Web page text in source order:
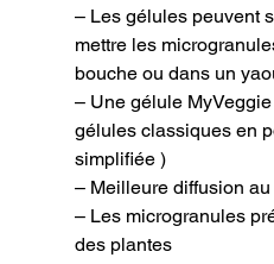
– Les gélules peuvent
mettre les
bouche ou dans un
– Une gélule
gélules classiques en
simplifiée )
– Meilleure diffusion
– Les microgranules
des plantes